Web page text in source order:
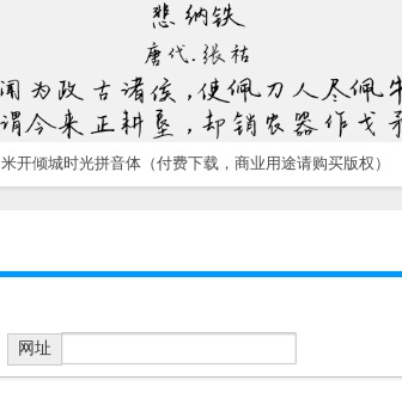
米开倾城时光拼音体（付费下载，商业用途请购买版权）
网址